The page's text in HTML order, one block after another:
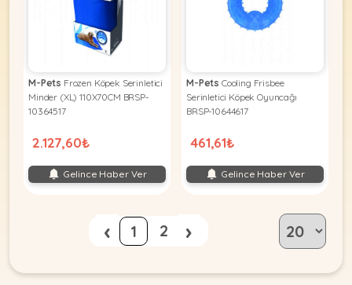
M-Pets Frozen Köpek Serinletici
Minder (XL) 110X70CM BRSP-
10364517
2.127,60₺
Gelince Haber Ver
M-Pets Cooling Frisbee
Serinletici Köpek Oyuncağı
BRSP-10644617
461,61₺
Gelince Haber Ver
‹ 1 2 ›